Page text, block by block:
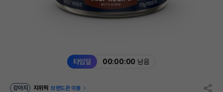
타임딜 00:00:00 남음
강아지 지위픽 브랜드관 이동